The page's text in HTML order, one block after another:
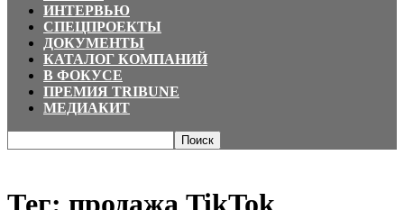
ИНТЕРВЬЮ
СПЕЦПРОЕКТЫ
ДОКУМЕНТЫ
КАТАЛОГ КОМПАНИЙ
В ФОКУСЕ
ПРЕМИЯ TRIBUNE
МЕДИАКИТ